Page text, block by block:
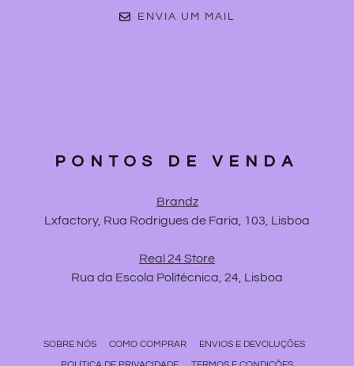
ENVIA UM MAIL
PONTOS DE VENDA
Brandz
Lxfactory, Rua Rodrigues de Faria, 103, Lisboa
Real 24 Store
Rua da Escola Politécnica, 24, Lisboa
SOBRE NÓS COMO COMPRAR
ENVIOS E DEVOLUÇÕES